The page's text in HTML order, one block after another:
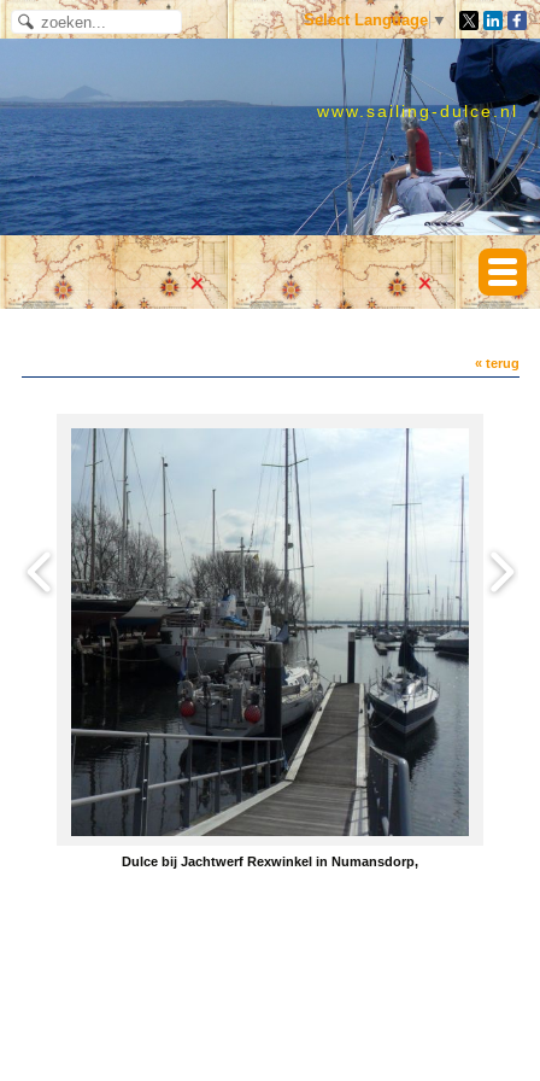
Select Language ▼
www.sailing-dulce.nl
« terug
Dulce bij Jachtwerf Rexwinkel in Numansdorp,